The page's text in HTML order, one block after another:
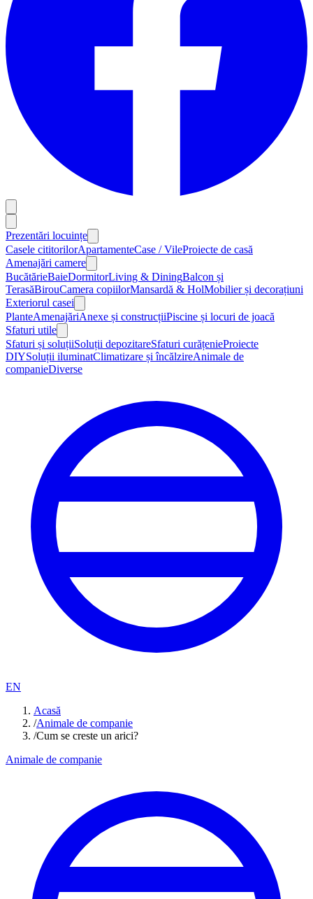
Prezentări locuințe
Casele cititorilorApartamenteCase / VileProiecte de casă
Amenajări camere
BucătărieBaieDormitorLiving & DiningBalcon și
TerasăBirouCamera copiilorMansardă & HolMobilier și decorațiuni
Exteriorul casei
PlanteAmenajăriAnexe și construcțiiPiscine și locuri de joacă
Sfaturi utile
Sfaturi și soluțiiSoluții depozitareSfaturi curățenieProiecte
DIYSoluții iluminatClimatizare și încălzireAnimale de
companieDiverse
EN
Acasă
/Animale de companie
/Cum se creste un arici?
Animale de companie